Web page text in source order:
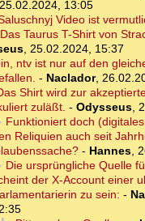
25.02.2024, 13:05
Video ist
Taurus T-Shirt von
25.02.2024, 15:37
ntv ist nur auf den
- Naclador,
Shirt wird zur
zuläßt. - Odysseus
Funktioniert doch
Reliquien auch seit
- Hannes
Die ursprüngliche Quelle
der X-Account einer
zu sein: -